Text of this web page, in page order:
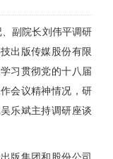
副院长刘伟平调研
出版传媒股份有限
习贯彻党的十八届
会议精神情况，研
乐斌主持调研座谈